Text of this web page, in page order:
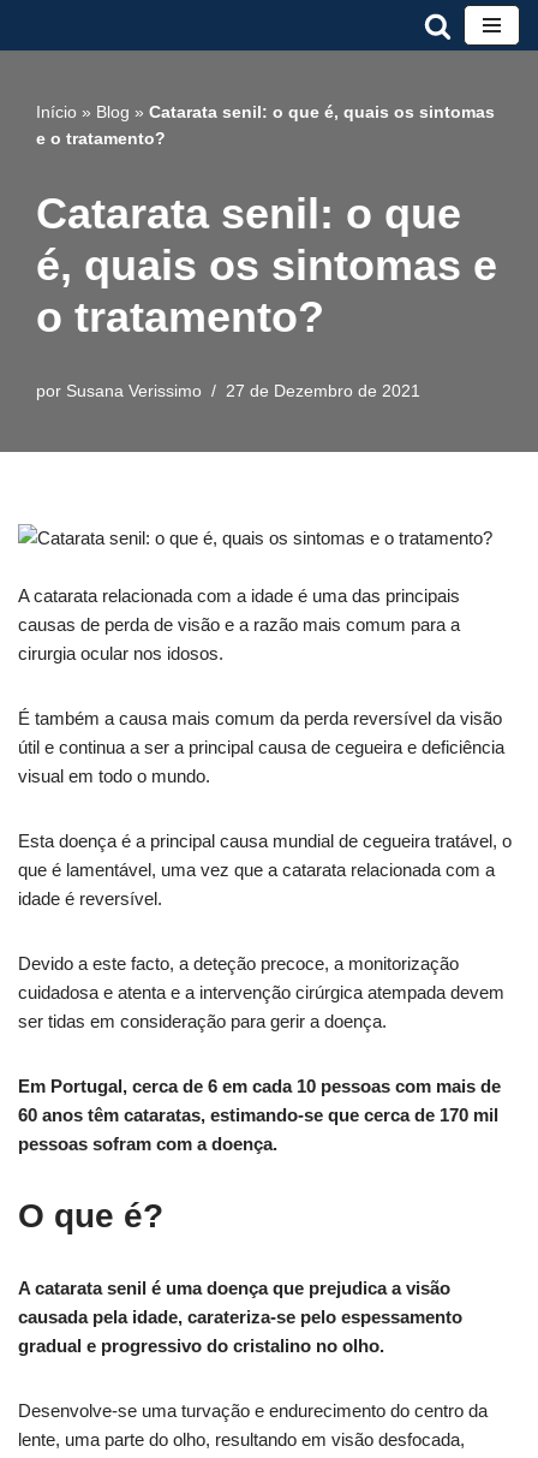
conteúdo
Início » Blog » Catarata senil: o que é, quais os sintomas
e o tratamento?
Catarata senil: o que
é, quais os sintomas e
o tratamento?
por Susana Verissimo 27 de Dezembro de 2021
A catarata relacionada com a idade é uma das principais
causas de perda de visão e a razão mais comum para a
cirurgia ocular nos idosos.
É também a causa mais comum da perda reversível da visão
útil e continua a ser a principal causa de cegueira e deficiência
visual em todo o mundo.
Esta doença é a principal causa mundial de cegueira tratável, o
que é lamentável, uma vez que a catarata relacionada com a
idade é reversível.
Devido a este facto, a deteção precoce, a monitorização
cuidadosa e atenta e a intervenção cirúrgica atempada devem
ser tidas em consideração para gerir a doença.
Em Portugal, cerca de 6 em cada 10 pessoas com mais de
60 anos têm cataratas, estimando-se que cerca de 170 mil
pessoas sofram com a doença.
O que é?
A catarata senil é uma doença que prejudica a visão
causada pela idade, carateriza-se pelo espessamento
gradual e progressivo do cristalino no olho.
Desenvolve-se uma turvação e endurecimento do centro da
lente, uma parte do olho, resultando em visão desfocada,